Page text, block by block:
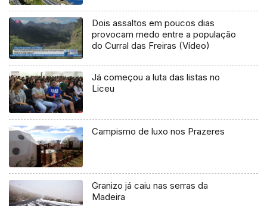
Dois assaltos em poucos dias
provocam medo entre a população
do Curral das Freiras (Vídeo)
Já começou a luta das listas no
Liceu
Campismo de luxo nos Prazeres
Granizo já caiu nas serras da
Madeira